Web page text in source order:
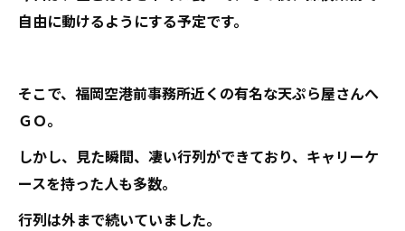
自由に動けるようにする予定です。
そこで、福岡空港前事務所近くの有名な天ぷら屋さんへ
ＧＯ。
しかし、見た瞬間、凄い行列ができており、キャリーケ
ースを持った人も多数。
行列は外まで続いていました。